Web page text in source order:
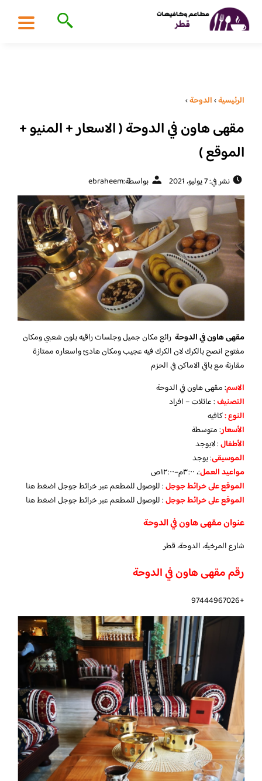
الرئيسية›الدوحة›
مقهى هاون في الدوحة ( الاسعار + المنيو +
الموقع )
نشر في: 7 يوليو، 2021 بواسطة:ebraheem
مقهى هاون في الدوحة رائع مكان جميل وجلسات راقيه بلون شعبي ومكان
مفتوح انصح بالكرك لان الكرك فيه عجيب ومكان هادئ واسعاره ممتازة
مقارنة مع باقي الاماكن في الحزم
الاسم: مقهى هاون في الدوحة
التصنيف: عائلات – افراد
النوع :كافيه
الأسعار:متوسطة
الأطفال: لايوجد
الموسيقى:يوجد
مواعيد العمل:، ٣:٠٠م–١٢:٠٠ص
الموقع على خرائط جوجل: للوصول للمطعم عبر خرائط جوجلاضغط هنا
الموقع على خرائط جوجل: للوصول للمطعم عبر خرائط جوجلاضغط هنا
عنوان مقهى هاون في الدوحة
شارع المرخية، الدوحة، قطر
رقم مقهى هاون في الدوحة
+97444967026